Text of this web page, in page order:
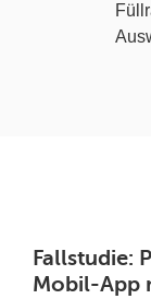
Fallstudie:
Mobil-App